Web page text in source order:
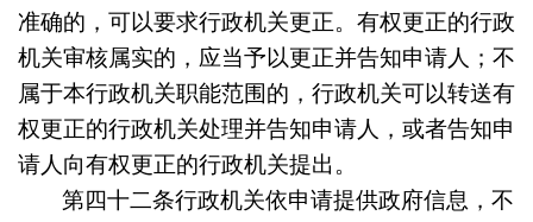
准确的，可以要求行政机关更正。有权更正的行政
机关审核属实的，应当予以更正并告知申请人；不
属于本行政机关职能范围的，行政机关可以转送有
权更正的行政机关处理并告知申请人，或者告知申
请人向有权更正的行政机关提出。
第四十二条行政机关依申请提供政府信息，不